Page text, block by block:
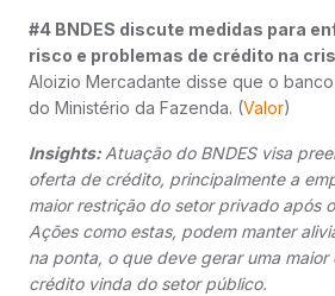
#4 BNDES discute medidas para
risco e problemas de crédito na
Aloizio Mercadante disse que o
do Ministério da Fazenda. (Valor)
Insights: Atuação do BNDES visa
oferta de crédito, principalmente a
maior restrição do setor privado após
Ações como estas, podem manter
na ponta, o que deve gerar uma maior
crédito vinda do setor público.